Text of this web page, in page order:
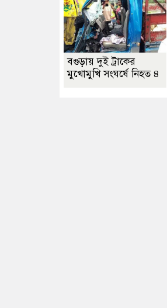
বগুড়ায় দুই ট্রাকের
মুখোমুখি সংঘর্ষে নিহত ৪